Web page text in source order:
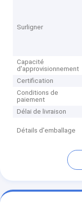
Surligner
Capacité
d'approvisionnement
Certification
Conditions de
paiement
Délai de livraison
Détails d'emballage